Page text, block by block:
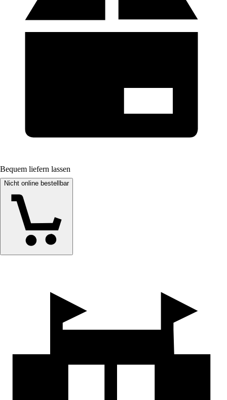
Bequem liefern lassen
Nicht online bestellbar